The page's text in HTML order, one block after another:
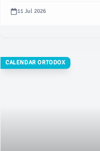
11 Jul 2026
CALENDAR ORTODOX